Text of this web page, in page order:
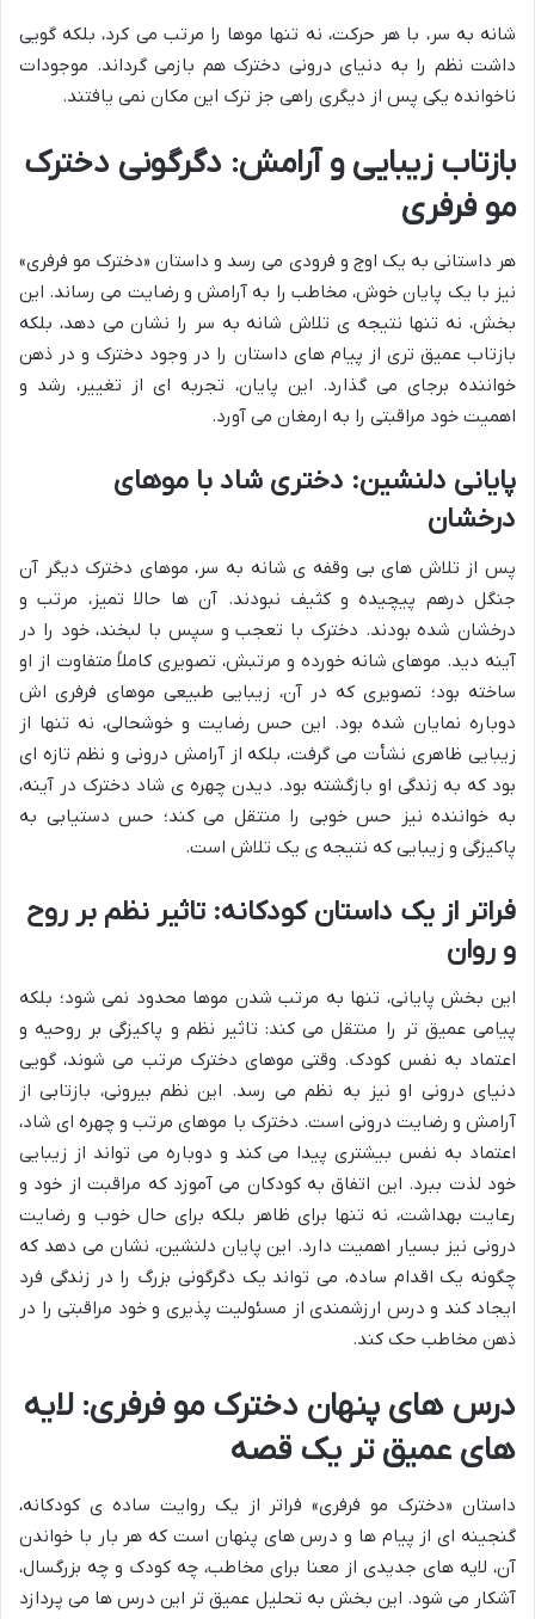
شانه به سر، با هر حرکت، نه تنها موها را مرتب می کرد، بلکه گویی
داشت نظم را به دنیای درونی دخترک هم بازمی گرداند. موجودات
ناخوانده یکی پس از دیگری راهی جز ترک این مکان نمی یافتند.
بازتاب زیبایی و آرامش: دگرگونی دخترک
مو فرفری
هر داستانی به یک اوج و فرودی می رسد و داستان «دخترک مو فرفری»
نیز با یک پایان خوش، مخاطب را به آرامش و رضایت می رساند. این
بخش، نه تنها نتیجه ی تلاش شانه به سر را نشان می دهد، بلکه
بازتاب عمیق تری از پیام های داستان را در وجود دخترک و در ذهن
خواننده برجای می گذارد. این پایان، تجربه ای از تغییر، رشد و
اهمیت خود مراقبتی را به ارمغان می آورد.
پایانی دلنشین: دختری شاد با موهای
درخشان
پس از تلاش های بی وقفه ی شانه به سر، موهای دخترک دیگر آن
جنگل درهم پیچیده و کثیف نبودند. آن ها حالا تمیز، مرتب و
درخشان شده بودند. دخترک با تعجب و سپس با لبخند، خود را در
آینه دید. موهای شانه خورده و مرتبش، تصویری کاملاً متفاوت از او
ساخته بود؛ تصویری که در آن، زیبایی طبیعی موهای فرفری اش
دوباره نمایان شده بود. این حس رضایت و خوشحالی، نه تنها از
زیبایی ظاهری نشأت می گرفت، بلکه از آرامش درونی و نظم تازه ای
بود که به زندگی او بازگشته بود. دیدن چهره ی شاد دخترک در آینه،
به خواننده نیز حس خوبی را منتقل می کند؛ حس دستیابی به
پاکیزگی و زیبایی که نتیجه ی یک تلاش است.
فراتر از یک داستان کودکانه: تاثیر نظم بر روح
و روان
این بخش پایانی، تنها به مرتب شدن موها محدود نمی شود؛ بلکه
پیامی عمیق تر را منتقل می کند: تاثیر نظم و پاکیزگی بر روحیه و
اعتماد به نفس کودک. وقتی موهای دخترک مرتب می شوند، گویی
دنیای درونی او نیز به نظم می رسد. این نظم بیرونی، بازتابی از
آرامش و رضایت درونی است. دخترک با موهای مرتب و چهره ای شاد،
اعتماد به نفس بیشتری پیدا می کند و دوباره می تواند از زیبایی
خود لذت ببرد. این اتفاق به کودکان می آموزد که مراقبت از خود و
رعایت بهداشت، نه تنها برای ظاهر بلکه برای حال خوب و رضایت
درونی نیز بسیار اهمیت دارد. این پایان دلنشین، نشان می دهد که
چگونه یک اقدام ساده، می تواند یک دگرگونی بزرگ را در زندگی فرد
ایجاد کند و درس ارزشمندی از مسئولیت پذیری و خود مراقبتی را در
ذهن مخاطب حک کند.
درس های پنهان دخترک مو فرفری: لایه
های عمیق تر یک قصه
داستان «دخترک مو فرفری» فراتر از یک روایت ساده ی کودکانه،
گنجینه ای از پیام ها و درس های پنهان است که هر بار با خواندن
آن، لایه های جدیدی از معنا برای مخاطب، چه کودک و چه بزرگسال،
آشکار می شود. این بخش به تحلیل عمیق تر این درس ها می پردازد